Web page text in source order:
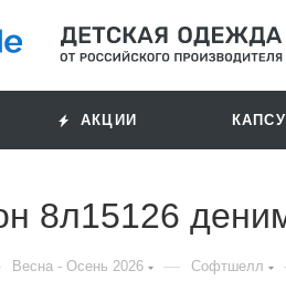
АКЦИИ
8л15126
Весна - Осень 2026 — Софтшелл